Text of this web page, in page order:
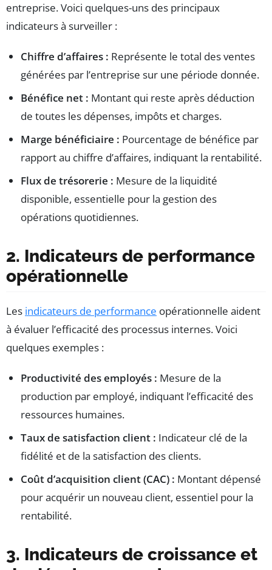
entreprise. Voici quelques-uns des principaux
indicateurs à surveiller :
Chiffre d’affaires : Représente le total des ventes
générées par l’entreprise sur une période donnée.
Bénéfice net : Montant qui reste après déduction
de toutes les dépenses, impôts et charges.
Marge bénéficiaire : Pourcentage de bénéfice par
rapport au chiffre d’affaires, indiquant la rentabilité.
Flux de trésorerie : Mesure de la liquidité
disponible, essentielle pour la gestion des
opérations quotidiennes.
2. Indicateurs de performance
opérationnelle
Les indicateurs de performance opérationnelle aident
à évaluer l’efficacité des processus internes. Voici
quelques exemples :
Productivité des employés : Mesure de la
production par employé, indiquant l’efficacité des
ressources humaines.
Taux de satisfaction client : Indicateur clé de la
fidélité et de la satisfaction des clients.
Coût d’acquisition client (CAC) : Montant dépensé
pour acquérir un nouveau client, essentiel pour la
rentabilité.
3. Indicateurs de croissance et